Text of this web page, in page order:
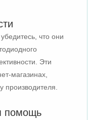
что они
Эти
магазинах,
помощь